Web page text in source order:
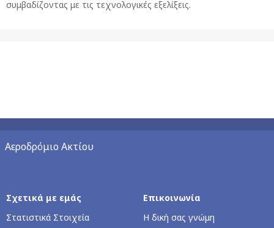
συμβαδίζοντας με τις τεχνολογικές εξελίξεις.
Αεροδρόμιο Ακτίου
Σχετικά με εμάς
Στατιστικά Στοιχεία
Επικοινωνία
Η δική σας γνώμη